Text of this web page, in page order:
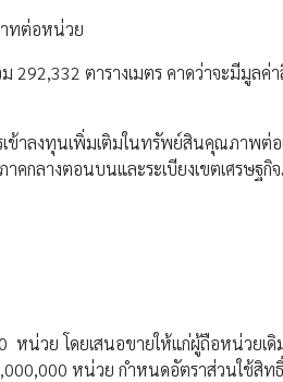
ทต่อหน่วย
292,332 ตารางเมตร คาดว่าจะมีมูล
ข้าลงทุนเพิ่มเติมในทรัพย์สินคุณภาพต่อ
กลางตอนบนและระเบียงเขตเศรษฐกิ
หน่วย โดยเสนอขายให้แก่ผู้ถือหน่วยเ
หน่วย กำหนดอัตราส่วนใช้สิท